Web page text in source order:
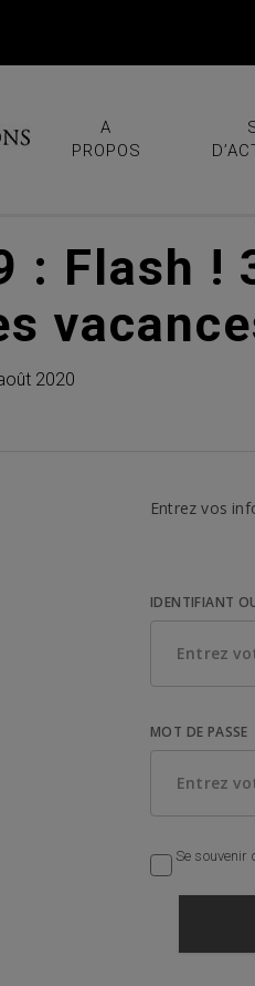
A
PROPOS
: Flash !
2020
Entrez vos
IDENTIFIANT
MOT DE PASSE
Se souvenir